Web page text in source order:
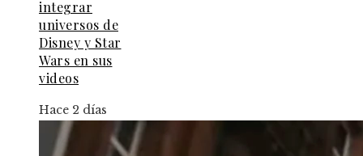
integrar
universos de
Disney y Star
Wars en sus
videos
Hace 2 días